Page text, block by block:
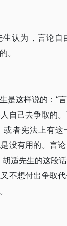
认为，言论自
。
是这样说的：“
自己去争取的
或者宪法上有这
没有用的。言
适先生的这段
不想付出争取